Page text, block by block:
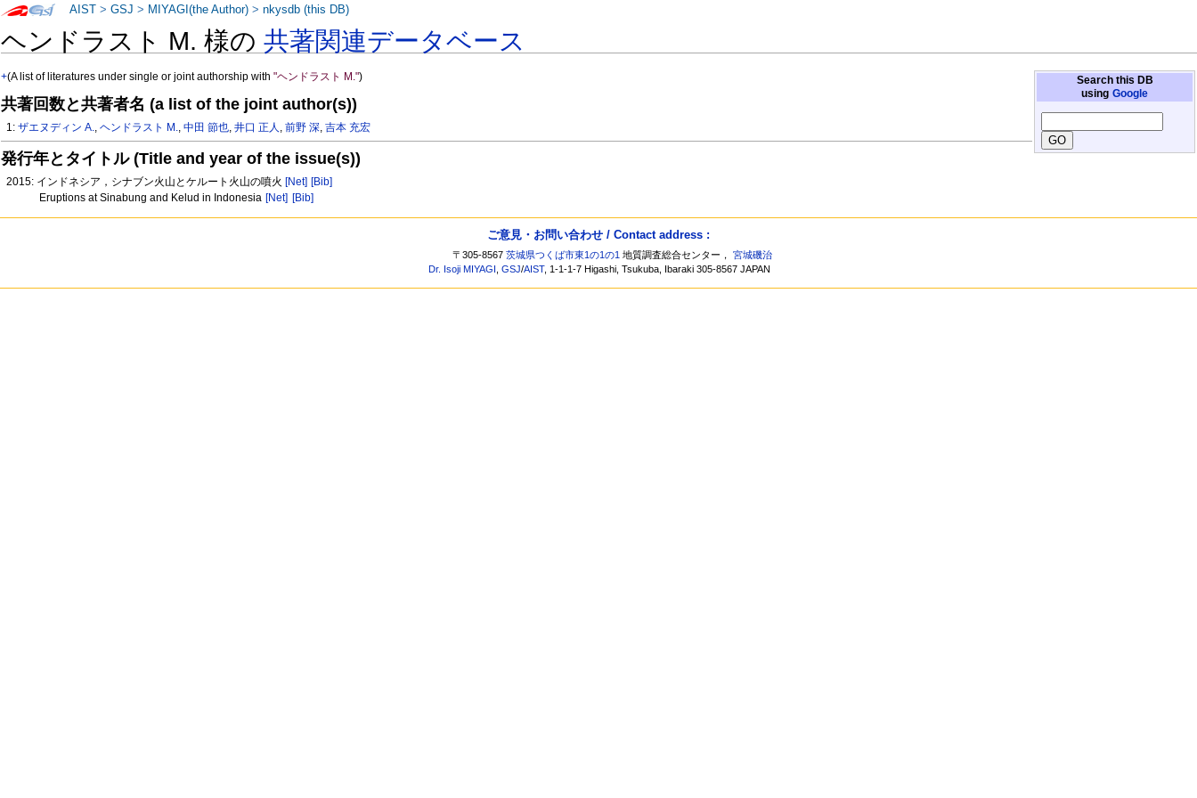
ヘンドラスト M. 様の共著関連データベース
Search this DB
using Google
+(A list of literatures under single or joint authorship with"ヘンドラスト M.")
共著回数と共著者名 (a list of the joint author(s))
1:ザエヌディン A.,ヘンドラスト M.,中田 節也,井口 正人 ,前野 深,吉本 充宏
発行年とタイトル (Title and year of the issue(s))
2015: インドネシア，シナブン火山とケルート火山の噴火 [Net] [Bib]
Eruptions at Sinabung and Kelud in Indonesia [Net] [Bib]
AIST >GSJ > MIYAGI(the Author) >nkysdb (this DB)
ご意見・お問い合わせ / Contact address :
〒305-8567茨城県つくば市東1の1の1 地質調査総合センター，宮城磯治
Dr. Isoji MIYAGI ,GSJ/AIST, 1-1-1-7 Higashi, Tsukuba, Ibaraki 305-8567 JAPAN